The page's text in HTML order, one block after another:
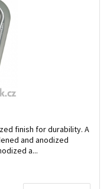
finish for durability. A
and anodized
a...